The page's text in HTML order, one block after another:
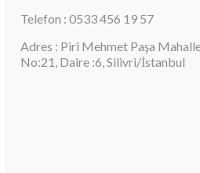
Telefon : 0533 456 19 57
Adres : Piri Mehmet Paşa
No:21, Daire :6, Silivri/İstanbul